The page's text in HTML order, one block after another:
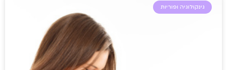
גינקולוגיה ופוריות